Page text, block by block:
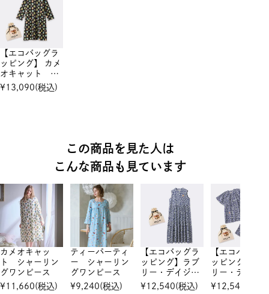
【エコバッグラ
ッピング】 カメ
オキャット シ
ャーリングワン
ピース
¥ 13,090(税込)
この商品を見た人は
こんな商品も見ています
カメオキャッ
ト シャーリン
グワンピース
¥ 11,660(税込)
ティーパーティ
ー シャーリン
グワンピース
¥9,240(税込)
【エコバッグラ
ッピング】ラブ
リー・デイジー
プリント シャ
¥ 12,540(税込)
【エコバッグラ
ッピング】ラブ
リー・デイジー
プリント シャ
¥ 12,540